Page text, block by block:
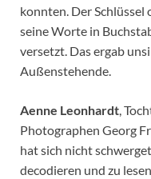
konnten. Der Schlüssel
seine Worte in
versetzt. Das ergab
Außenstehende.
Aenne Leonhardt,
Photographen Georg
hat sich nicht
decodieren und zu